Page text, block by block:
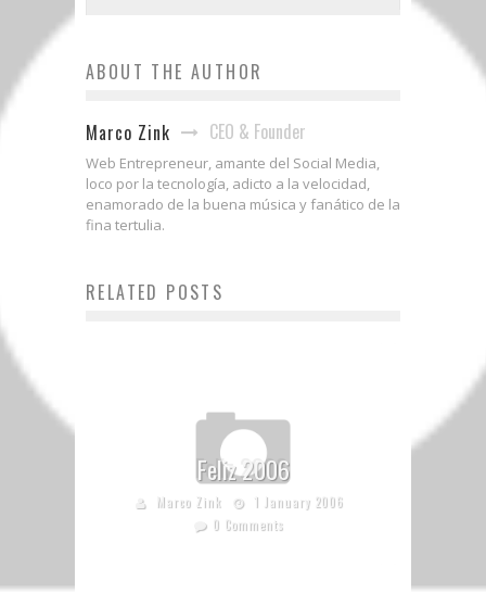
ABOUT THE AUTHOR
Marco Zink CEO & Founder
Web Entrepreneur, amante del Social Media,
loco por la tecnología, adicto a la velocidad,
enamorado de la buena música y fanático de la
fina tertulia.
RELATED POSTS
Feliz 2006
Marco Zink
1 January 2006
0 Comments